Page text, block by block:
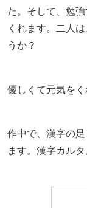
た。そして、勉
くれます。二人
うか？
優しくて元気をく
作中で、漢字の
ます。漢字カル